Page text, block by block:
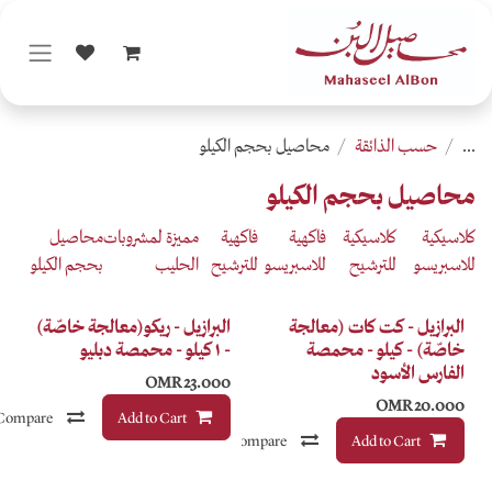
بحجم الكيلو
فاكهية
للترشيح
مميزة لمشروبات
الحليب
محاصيل
بحجم الكيلو
Compare إضافة إلى قائمة الأمنيات
Infusion
البرازيل - ريكو(معالجة خاصّة)
- ١ كيلو - محمصة دبليو
23.000
OMR
Add to Cart
Compare إضافة إلى قائمة الأمنيات